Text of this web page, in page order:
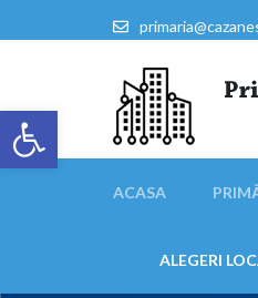
Deschide bara de unelte
la
(apasă
Enter)
Primaria
ACASA
ALEGERI